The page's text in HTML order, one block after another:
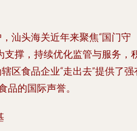
汕头海关近年来聚焦“国门守
支撑，持续优化监管与服务，
区食品企业“走出去”提供了强
品的国际声誉。